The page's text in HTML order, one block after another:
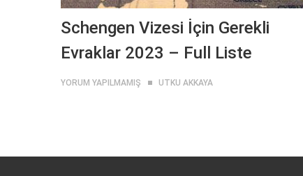
Schengen Vizesi İçin Gerekli
Evraklar 2023 – Full Liste
YORUM YAPILMAMIŞ UTKU AKKAYA